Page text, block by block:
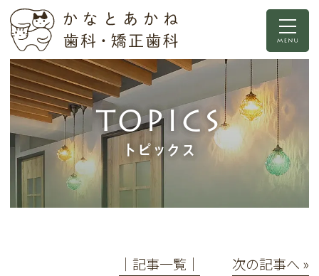
トピックス
TOPICS
│記事一覧│ 次の記事へ »